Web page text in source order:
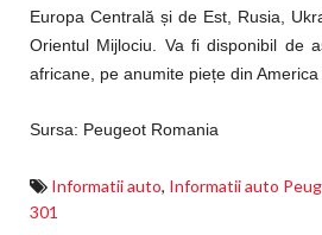
Europa Centrală și de Est, Rusia,
Orientul Mijlociu. Va fi disponibil de
africane, pe anumite piețe din America
Sursa: Peugeot Romania
Informatii auto, Informatii auto
301